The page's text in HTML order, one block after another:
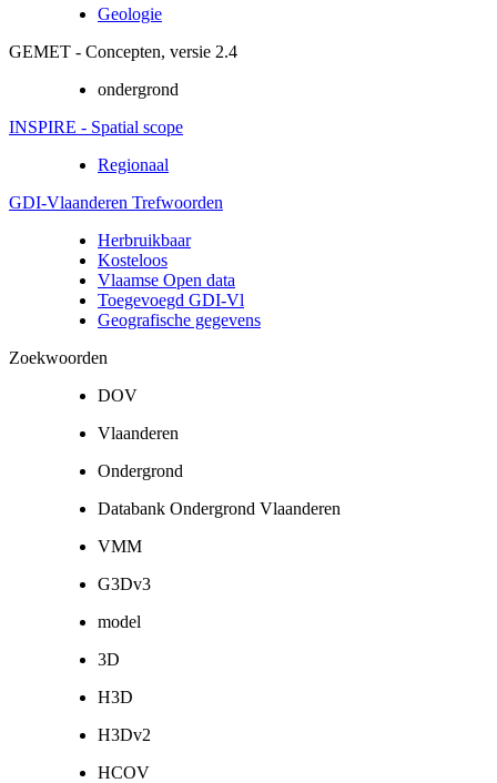
Geologie
GEMET - Concepten, versie 2.4
ondergrond
INSPIRE - Spatial scope
Regionaal
GDI-Vlaanderen Trefwoorden
Herbruikbaar
Kosteloos
Vlaamse Open data
Toegevoegd GDI-Vl
Geografische gegevens
Zoekwoorden
DOV
Vlaanderen
Ondergrond
Databank Ondergrond Vlaanderen
VMM
G3Dv3
model
3D
H3D
H3Dv2
HCOV